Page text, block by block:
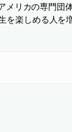
メリカの専門
を楽しめる人を